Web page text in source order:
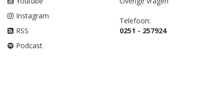
Instagram
RSS
Podcast
Telefoon:
0251 - 257924